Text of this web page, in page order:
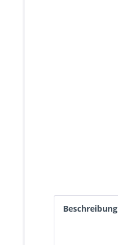
Beschreibung